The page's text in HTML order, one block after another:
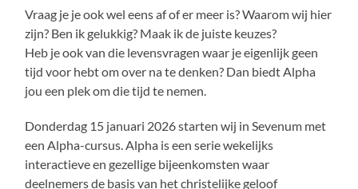
Vraag je je ook wel eens af of er meer is? Waarom wij hier
zijn? Ben ik gelukkig? Maak ik de juiste keuzes?
Heb je ook van die levensvragen waar je eigenlijk geen
tijd voor hebt om over na te denken? Dan biedt Alpha
jou een plek om die tijd te nemen.
Donderdag 15 januari 2026 starten wij in Sevenum met
een Alpha-cursus. Alpha is een serie wekelijks
interactieve en gezellige bijeenkomsten waar
deelnemers de basis van het christelijke geloof